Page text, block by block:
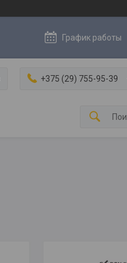
График работы
+375 (29) 755-95-39